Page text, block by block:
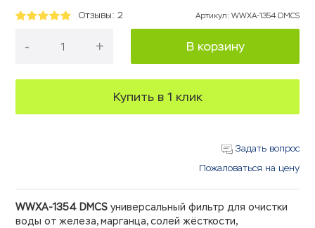
Отзывы: 2 Артикул: WWXA-1354 DMCS
- + В корзину
Купить в 1 клик
Задать вопрос
Пожаловаться на цену
WWXA-1354 DMCS универсальный фильтр для очистки
воды от железа, марганца, солей жёсткости,